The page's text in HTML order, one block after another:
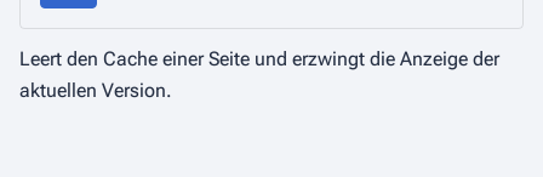
Leert den Cache einer Seite und erzwingt die Anzeige der
aktuellen Version.